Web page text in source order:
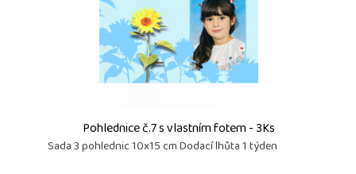
Pohlednice č.7 s vlastním fotem - 3Ks
Sada 3 pohlednic 10x15 cm Dodací lhůta 1 týden